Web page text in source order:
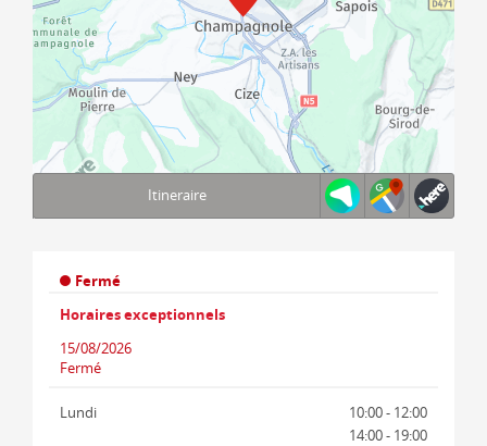
© 1987–2026 HERE, IGN
Itineraire
Fermé
Horaires exceptionnels
15/08/2026
Fermé
Lundi
10:00 - 12:00
14:00 - 19:00